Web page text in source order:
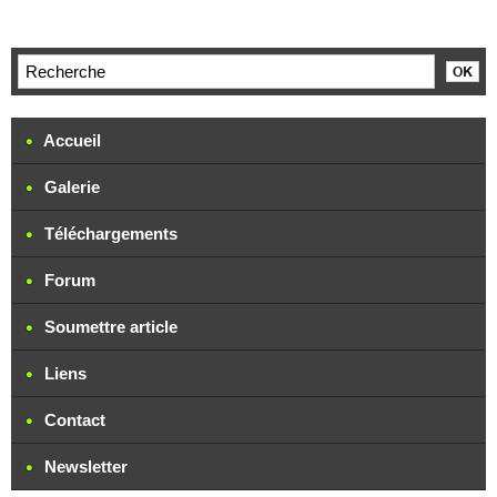
Accueil
Galerie
Téléchargements
Forum
Soumettre article
Liens
Contact
Newsletter